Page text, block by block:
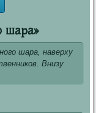
шара»
шара, наверху
Внизу